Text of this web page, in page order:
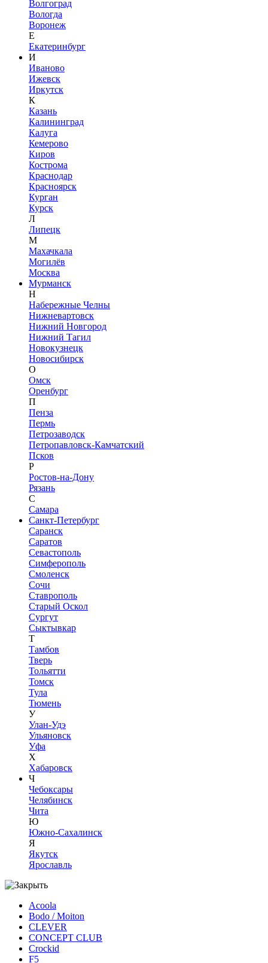
Волгоград
Вологда
Воронеж
Е
Екатеринбург
И
Иваново
Ижевск
Иркутск
К
Казань
Калининград
Калуга
Кемерово
Киров
Кострома
Краснодар
Красноярск
Курган
Курск
Л
Липецк
М
Махачкала
Могилёв
Москва
Мурманск
Н
Набережные Челны
Нижневартовск
Нижний Новгород
Нижний Тагил
Новокузнецк
Новосибирск
О
Омск
Оренбург
П
Пенза
Пермь
Петрозаводск
Петропавловск-Камчатский
Псков
Р
Ростов-на-Дону
Рязань
С
Самара
Санкт-Петербург
Саранск
Саратов
Севастополь
Симферополь
Смоленск
Сочи
Ставрополь
Старый Оскол
Сургут
Сыктывкар
Т
Тамбов
Тверь
Тольятти
Томск
Тула
Тюмень
У
Улан-Удэ
Ульяновск
Уфа
Х
Хабаровск
Ч
Чебоксары
Челябинск
Чита
Ю
Южно-Сахалинск
Я
Якутск
Ярославль
Acoola
Bodo / Moiton
CLEVER
CONCEPT CLUB
Crockid
F5